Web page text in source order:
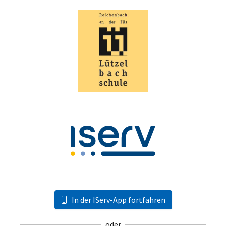
In der IServ-App fortfahren